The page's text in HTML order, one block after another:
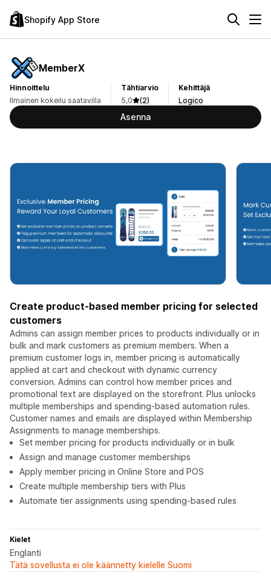
Shopify App Store
MemberX
Hinnoittelu
Ilmainen kokeilu saatavilla
Tähtiarvio
5,0
(2)
Kehittäjä
Logico
Asenna
Create product-based member pricing for selected
customers
Admins can assign member prices to products individually or in
bulk and mark customers as premium members. When a
premium customer logs in, member pricing is automatically
applied at cart and checkout with dynamic currency
conversion. Admins can control how member prices and
promotional text are displayed on the storefront. Plus unlocks
multiple memberships and spending-based automation rules.
Customer names and emails are displayed within Membership
Assignments to manage memberships.
Set member pricing for products individually or in bulk
Assign and manage customer memberships
Apply member pricing in Online Store and POS
Create multiple membership tiers with Plus
Automate tier assignments using spending-based rules
Kielet
Englanti
Tätä sovellusta ei ole käännetty kielelle Suomi